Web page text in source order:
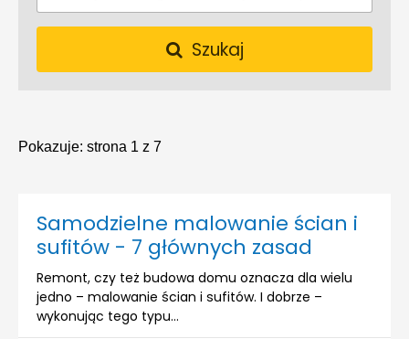
Szukaj
Pokazuje: strona 1 z 7
Samodzielne malowanie ścian i
sufitów - 7 głównych zasad
Remont, czy też budowa domu oznacza dla wielu
jedno – malowanie ścian i sufitów. I dobrze –
wykonując tego typu...